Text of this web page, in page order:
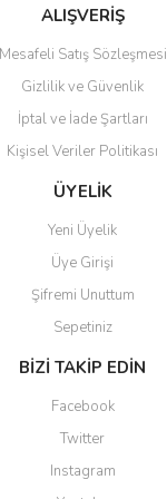
alternatifler olmalı.
Gönder
ALIŞVERİŞ
Mesafeli Satış Sözleşmesi
Gizlilik ve Güvenlik
İptal ve İade Şartları
Kişisel Veriler Politikası
ÜYELİK
Yeni Üyelik
Üye Girişi
Şifremi Unuttum
Sepetiniz
BİZİ TAKİP EDİN
Facebook
Twitter
Instagram